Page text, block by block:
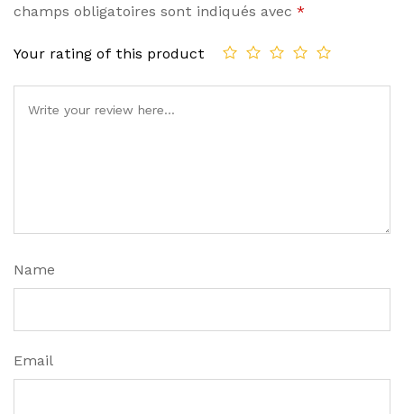
champs obligatoires sont indiqués avec *
Your rating of this product
Name
Email